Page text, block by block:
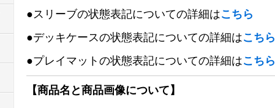
●スリーブの状態表記についての詳細はこちら
●デッキケースの状態表記についての詳細はこちら
●プレイマットの状態表記についての詳細はこちら
【商品名と商品画像について】